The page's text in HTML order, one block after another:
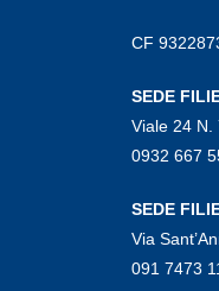
CF
SEDE
Viale 24 N.
0932 667
SEDE
Via
091 7473